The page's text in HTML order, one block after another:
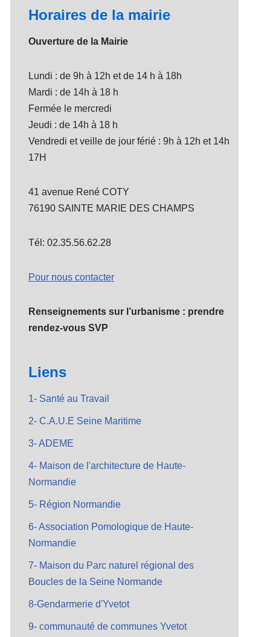
Horaires de la mairie
Ouverture de la Mairie
Lundi : de 9h à 12h et de 14 h à 18h
Mardi : de 14h à 18 h
Fermée le mercredi
Jeudi : de 14h à 18 h
Vendredi et veille de jour férié : 9h à 12h et 14h
17H
41 avenue René COTY
76190 SAINTE MARIE DES CHAMPS
Tél: 02.35.56.62.28
Pour nous contacter
Renseignements sur l’urbanisme : prendre
rendez-vous SVP
Liens
1- Santé au Travail
2- C.A.U.E Seine Maritime
3- ADEME
4- Maison de l'architecture de Haute-
Normandie
5- Région Normandie
6- Association Pomologique de Haute-
Normandie
7- Maison du Parc naturel régional des
Boucles de la Seine Normande
8-Gendarmerie d'Yvetot
9- communauté de communes Yvetot